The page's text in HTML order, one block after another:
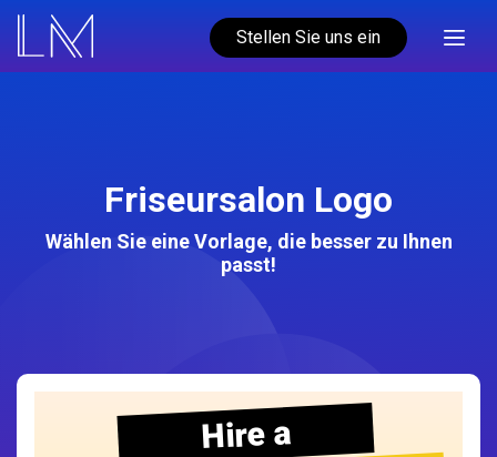
Stellen Sie uns ein
Friseursalon Logo
Wählen Sie eine Vorlage, die besser zu Ihnen
passt!
Hire a